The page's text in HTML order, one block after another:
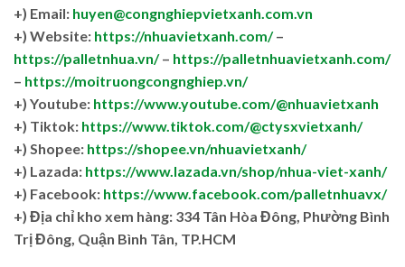
+) Email: huyen@congnghiepvietxanh.com.vn
+) Website: https://nhuavietxanh.com/–
https://palletnhua.vn/– https://palletnhuavietxanh.com/
– https://moitruongcongnghiep.vn/
+) Youtube: https://www.youtube.com/@nhuavietxanh
+) Tiktok: https://www.tiktok.com/@ctysxvietxanh/
+) Shopee: https://shopee.vn/nhuavietxanh/
+) Lazada: https://www.lazada.vn/shop/nhua-viet-xanh/
+) Facebook: https://www.facebook.com/palletnhuavx/
+) Địa chỉ kho xem hàng: 334 Tân Hòa Đông, Phường Bình
Trị Đông, Quận Bình Tân, TP.HCM